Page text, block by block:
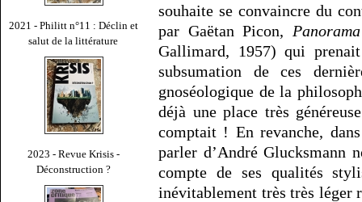
2021 - Philitt n°11 : Déclin et
salut de la littérature
2023 - Revue Krisis -
Déconstruction ?
souhaite se convaincre du
par Gaëtan Picon,
Gallimard, 1957) qui
subsumation de ces
gnoséologique de la
déjà une place très
comptait ! En revanche,
parler d’André Glucksmann
compte de ses qualités
inévitablement très très léger